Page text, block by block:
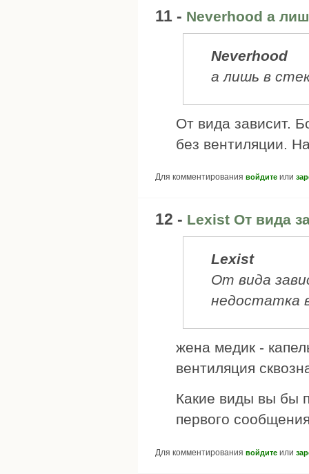
11 - Neverhood а
Neverhood
а лишь в
От вида зависит.
без вентиляции.
Для комментирования войдите или
12 - Lexist От вида
Lexist
От вида
недостатка
жена медик -
вентиляция
Какие виды вы бы
первого
Для комментирования войдите или